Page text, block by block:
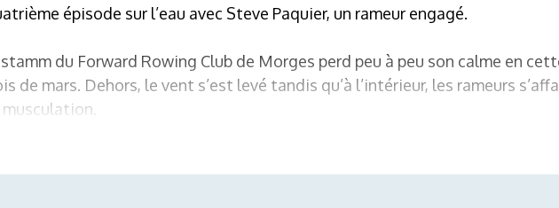
épisode sur l’eau avec Steve Paquier, un rameur engagé.
stamm du Forward Rowing Club de Morges perd peu à peu son calme en
de mars. Dehors, le vent s’est levé tandis qu’à l’intérieur, les rameurs